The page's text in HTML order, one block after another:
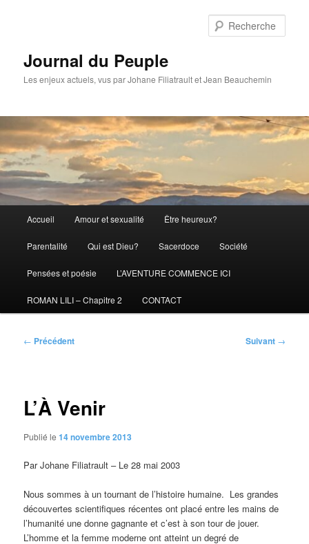
Journal du Peuple
Les enjeux actuels, vus par Johane Filiatrault et Jean Beauchemin
principal
Accueil Amour et sexualité Être heureux?
Parentalité Qui est Dieu? Sacerdoce Société
Pensées et poésie L’AVENTURE COMMENCE ICI
ROMAN LILI – Chapitre 2 CONTACT
Navigation
← Précédent Suivant →
L’À Venir
Publié le14 novembre 2013
Par Johane Filiatrault – Le 28 mai 2003
Nous sommes à un tournant de l’histoire humaine. Les grandes
découvertes scientifiques récentes ont placé entre les mains de
l’humanité une donne gagnante et c’est à son tour de jouer.
L’homme et la femme moderne ont atteint un degré de